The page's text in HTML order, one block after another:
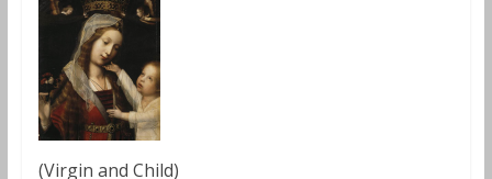
(Virgin and Child)